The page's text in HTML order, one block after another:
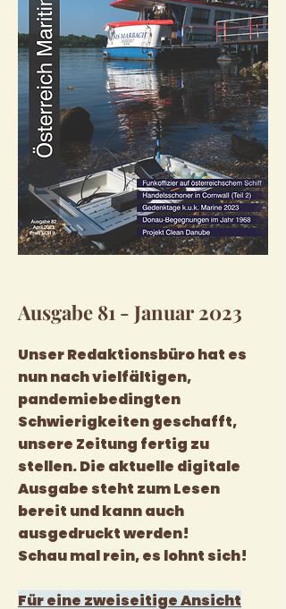
Ausgabe 81 - Januar 2023
Unser Redaktionsbüro hat es
nun nach vielfältigen,
pandemiebedingten
Schwierigkeiten geschafft,
unsere Zeitung fertig zu
stellen. Die aktuelle digitale
Ausgabe steht zum Lesen
bereit und kann auch
ausgedruckt werden!
Schau mal rein, es lohnt sich!
Für eine zweiseitige Ansicht